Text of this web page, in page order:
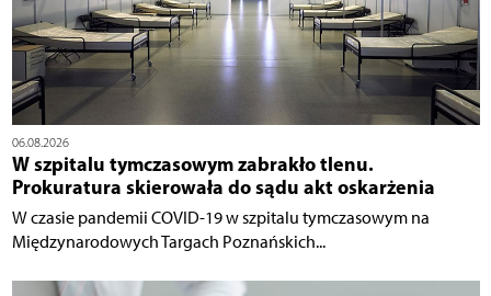
06.08.2026
W szpitalu tymczasowym zabrakło tlenu.
Prokuratura skierowała do sądu akt oskarżenia
W czasie pandemii COVID-19 w szpitalu tymczasowym na
Międzynarodowych Targach Poznańskich...